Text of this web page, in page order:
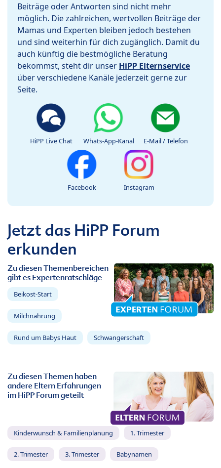
Beiträge oder Antworten sind nicht mehr
möglich. Die zahlreichen, wertvollen Beiträge der
Mamas und Experten bleiben jedoch bestehen
und sind weiterhin für dich zugänglich. Damit du
auch künftig die bestmögliche Beratung
bekommst, steht dir unser HiPP Elternservice
über verschiedene Kanäle jederzeit gerne zur
Seite.
HiPP Live Chat Whats-App-Kanal E-Mail / Telefon
Facebook Instagram
Jetzt das HiPP Forum
erkunden
Zu diesen Themenbereichen
gibt es Expertenratschläge
Beikost-Start
Milchnahrung
Rund um Babys Haut Schwangerschaft
Zu diesen Themen haben
andere Eltern Erfahrungen
im HiPP Forum geteilt
Kinderwunsch & Familienplanung 1. Trimester
2. Trimester 3. Trimester Babynamen